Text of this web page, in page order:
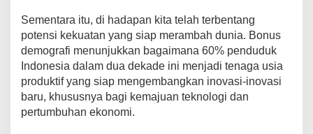
Sementara itu, di hadapan kita telah terbentang
potensi kekuatan yang siap merambah dunia. Bonus
demografi menunjukkan bagaimana 60% penduduk
Indonesia dalam dua dekade ini menjadi tenaga usia
produktif yang siap mengembangkan inovasi-inovasi
baru, khususnya bagi kemajuan teknologi dan
pertumbuhan ekonomi.